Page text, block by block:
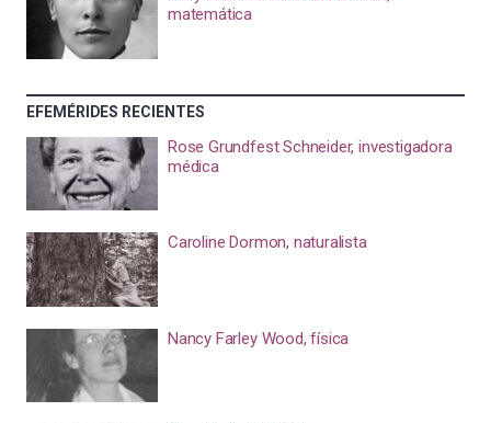
matemática
EFEMÉRIDES RECIENTES
Rose Grundfest Schneider, investigadora
médica
Caroline Dormon, naturalista
Nancy Farley Wood, física